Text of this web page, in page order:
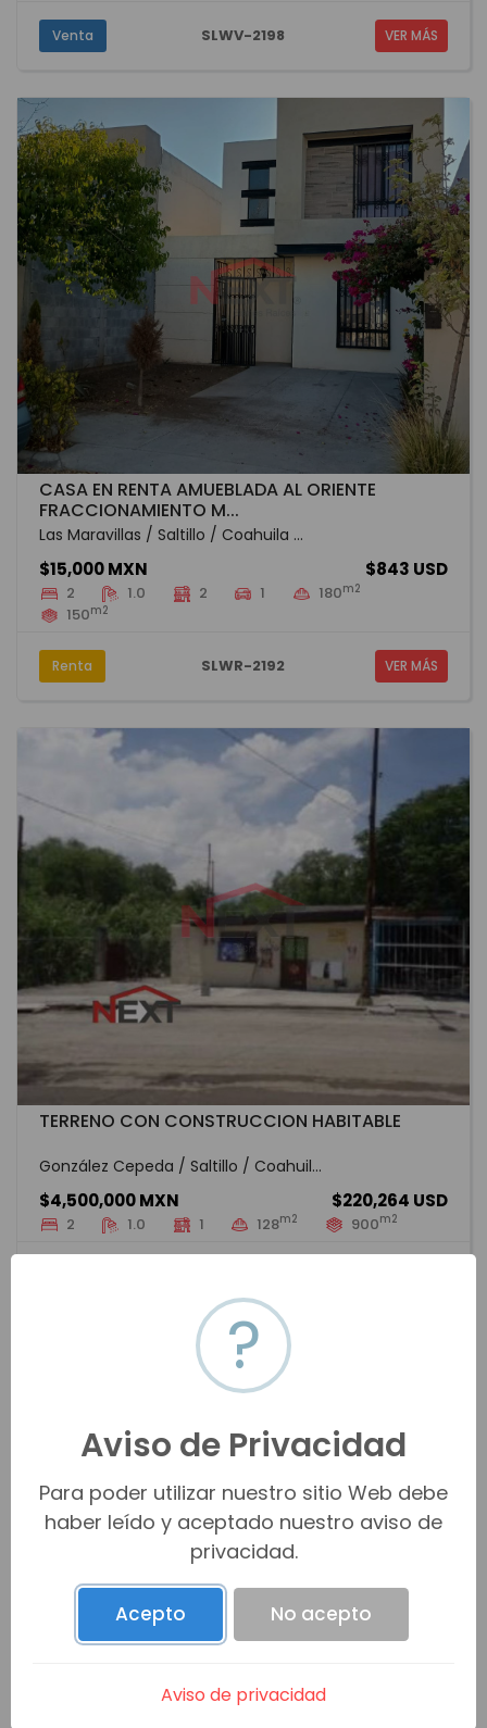
Venta SLWV-2198 VER MÁS
CASA EN RENTA AMUEBLADA AL ORIENTE
FRACCIONAMIENTO M...
Las Maravillas / Saltillo / Coahuila ...
$15,000 MXN $843 USD
2 1.0 2 1 180m2
150m2
Renta SLWR-2192 VER MÁS
TERRENO CON CONSTRUCCION HABITABLE
González Cepeda / Saltillo / Coahuil...
$4,500,000 MXN $220,264 USD
2 1.0 1 128m2 900m2
?
Aviso de Privacidad
Para poder utilizar nuestro sitio Web debe
haber leído y aceptado nuestro aviso de
privacidad.
Acepto No acepto
Aviso de privacidad